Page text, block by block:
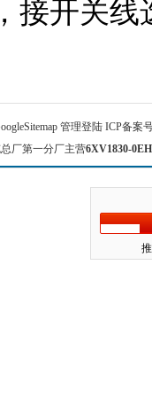
接开关线
管理登陆 ICP备案
厂第一分厂主营6XV1830-